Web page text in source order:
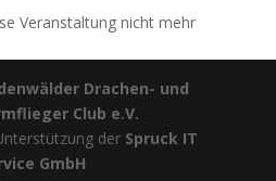
Veranstaltung nicht mehr
Drachen- und
Club e.V.
der Spruck IT
GmbH